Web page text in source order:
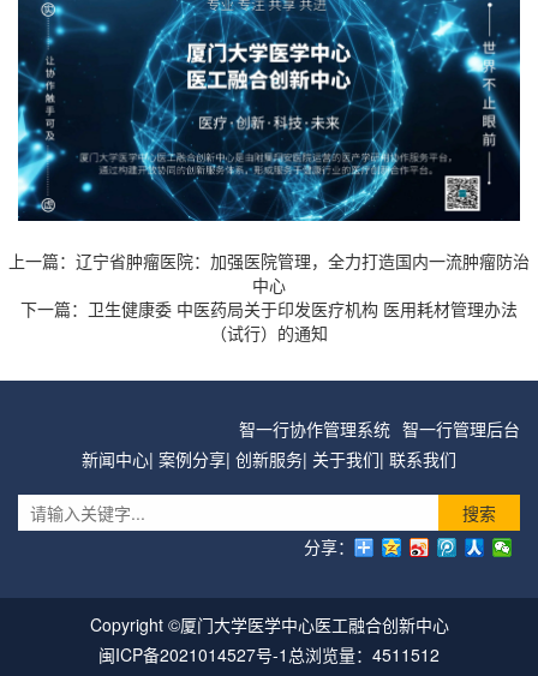
上一篇： 辽宁省肿瘤医院：加强医院管理，全力打造国内一流肿瘤防治
中心
下一篇： 卫生健康委 中医药局关于印发医疗机构 医用耗材管理办法
（试行）的通知
智一行协作管理系统 智一行管理后台
新闻中心| 案例分享| 创新服务| 关于我们| 联系我们
搜索
分享：
Copyright ©厦门大学医学中心医工融合创新中心
闽ICP备2021014527号-1 总浏览量：4511512